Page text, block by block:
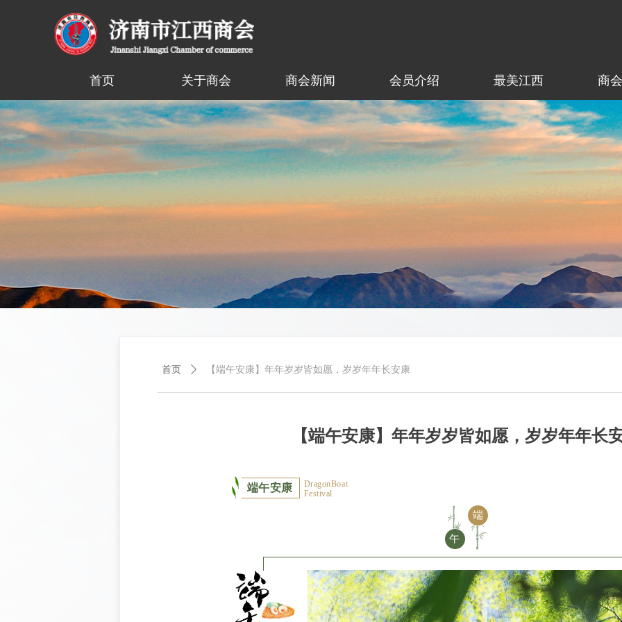
首页 关于商会 商会新闻 会员介绍 最美江西 商
【端午安康】年年岁岁皆如愿，岁岁年年长
端午安康
DragonBoat
Festival
午
端
首页 ꄲ 【端午安康】年年岁岁皆如愿，岁岁年年长安康